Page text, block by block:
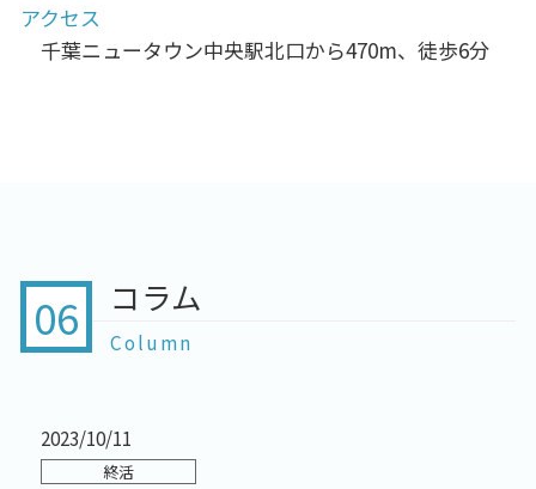
アクセス
千葉ニュータウン中央駅北口から470m、徒歩6分
06 コラム
Column
2023/10/11
終活